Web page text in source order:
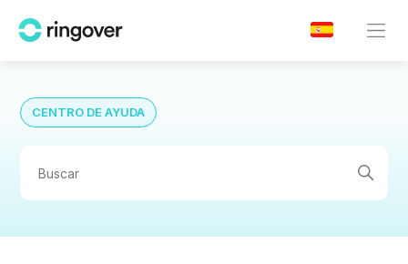
CENTRO DE AYUDA